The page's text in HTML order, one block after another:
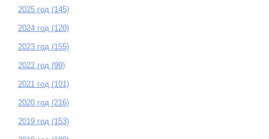
2025 год (145)
2024 год (120)
2023 год (155)
2022 год (99)
2021 год (101)
2020 год (216)
2019 год (153)